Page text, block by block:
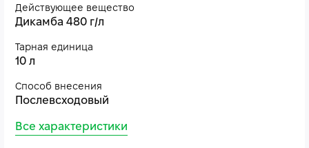
Действующее вещество
Дикамба 480 г/л
Тарная единица
10 л
Способ внесения
Послевсходовый
Все характеристики